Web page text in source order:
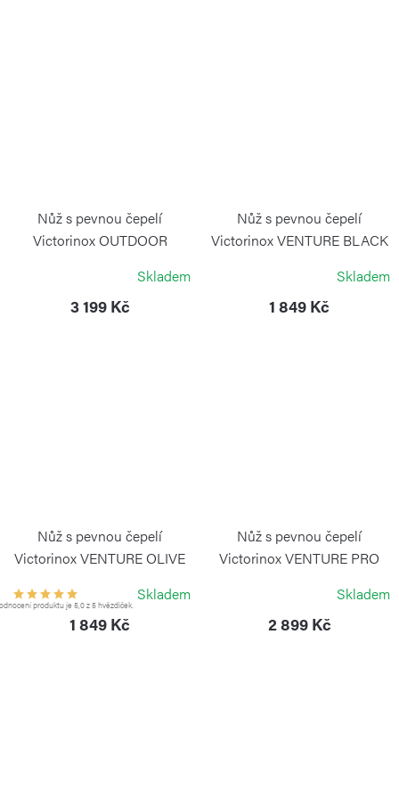
Nůž s pevnou čepelí
Victorinox OUTDOOR
Skladem
3 199 Kč
Nůž s pevnou čepelí
Victorinox VENTURE BLACK
Skladem
1 849 Kč
Nůž s pevnou čepelí
Victorinox VENTURE OLIVE
produktu je 5,0 z 5 hvězdiček.
Skladem
1 849 Kč
Nůž s pevnou čepelí
Victorinox VENTURE PRO
Skladem
2 899 Kč